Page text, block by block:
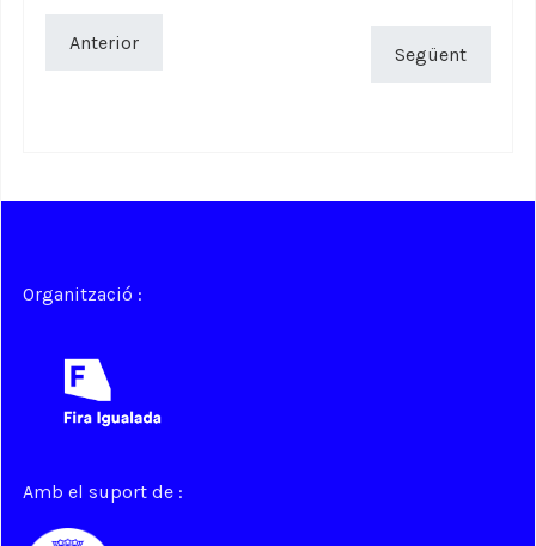
Anterior
Següent
Organització :
Amb el suport de :